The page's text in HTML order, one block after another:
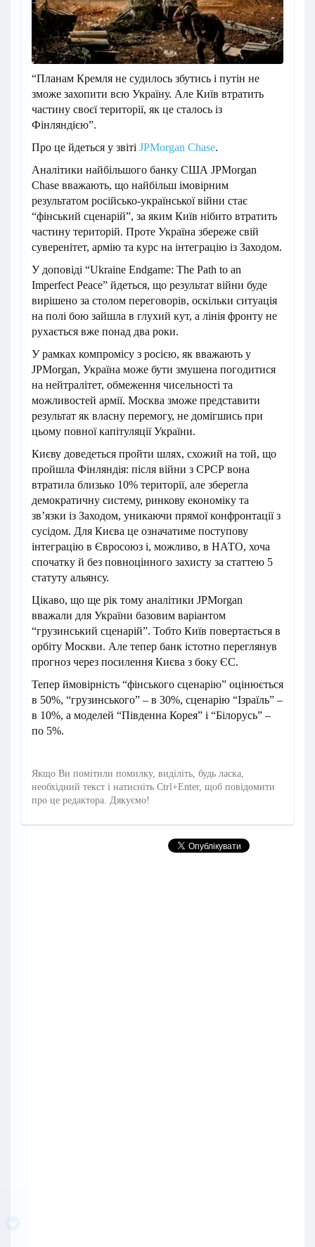
“Планам Кремля не судилось збутись і путін не
зможе захопити всю Україну. Але Київ втратить
частину своєї території, як це сталось із
Фінляндією”.
Про це йдеться у звіті JPMorgan Chase.
Аналітики найбільшого банку США JPMorgan
Chase вважають, що найбільш імовірним
результатом російсько-української війни стає
“фінський сценарій”, за яким Київ нібито втратить
частину територій. Проте Україна збереже свій
суверенітет, армію та курс на інтеграцію із Заходом.
У доповіді “Ukraine Endgame: The Path to an
Imperfect Peace” йдеться, що результат війни буде
вирішено за столом переговорів, оскільки ситуація
на полі бою зайшла в глухий кут, а лінія фронту не
рухається вже понад два роки.
У рамках компромісу з росією, як вважають у
JPMorgan, Україна може бути змушена погодитися
на нейтралітет, обмеження чисельності та
можливостей армії. Москва зможе представити
результат як власну перемогу, не домігшись при
цьому повної капітуляції України.
Києву доведеться пройти шлях, схожий на той, що
пройшла Фінляндія: після війни з СРСР вона
втратила близько 10% території, але зберегла
демократичну систему, ринкову економіку та
зв’язки із Заходом, уникаючи прямої конфронтації з
сусідом. Для Києва це означатиме поступову
інтеграцію в Євросоюз і, можливо, в НАТО, хоча
спочатку й без повноцінного захисту за статтею 5
статуту альянсу.
Цікаво, що ще рік тому аналітики JPMorgan
вважали для України базовим варіантом
“грузинський сценарій”. Тобто Київ повертається в
орбіту Москви. Але тепер банк істотно переглянув
прогноз через посилення Києва з боку ЄС.
Тепер ймовірність “фінського сценарію” оцінюється
в 50%, “грузинського” – в 30%, сценарію “Ізраїль” –
в 10%, а моделей “Південна Корея” і “Білорусь” –
по 5%.
Якщо Ви помітили помилку, виділіть, будь ласка,
необхідний текст і натисніть Ctrl+Enter, щоб повідомити
про це редактора. Дякуємо!